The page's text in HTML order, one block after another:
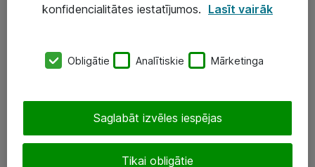
Serveri un datu centri
SIA „ATEA”
eShop@atea.lv
Ūnijas 15, Rīga
konfidencialitātes iestatījumos. Lasīt vairāk
Obligātie Analītiskie Mārketinga
Tikai obligātie
Saglabāt izvēles iespējas